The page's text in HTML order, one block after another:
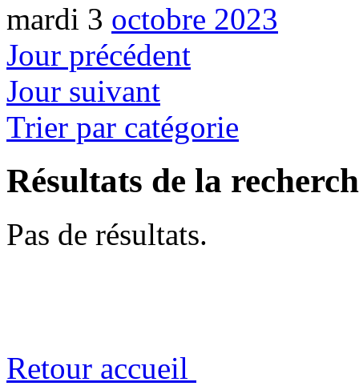
mardi 3 octobre 2023
Jour précédent
Jour suivant
Trier par catégorie
Résultats de la
Pas de résultats.
Retour accueil